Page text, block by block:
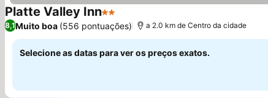
Platte Valley Inn2 Estrelas
8,1Muito boa (556 pontuações) a 2.0 km de Centro da cidade
Selecione as datas para ver os preços exatos.